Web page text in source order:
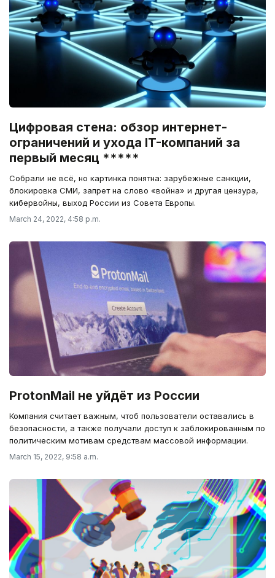
Цифровая стена: обзор интернет-
ограничений и ухода IT-компаний за
первый месяц *****
Собрали не всё, но картинка понятна: зарубежные санкции,
блокировка СМИ, запрет на слово «война» и другая цензура,
кибервойны, выход России из Совета Европы.
March 24, 2022, 4:58 p.m.
ProtonMail не уйдёт из России
Компания считает важным, чтоб пользователи оставались в
безопасности, а также получали доступ к заблокированным по
политическим мотивам средствам массовой информации.
March 15, 2022, 9:58 a.m.